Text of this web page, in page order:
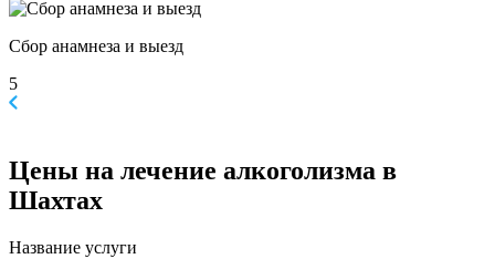
Сбор анамнеза и выезд
5
Цены на лечение алкоголизма в
Шахтах
Название услуги